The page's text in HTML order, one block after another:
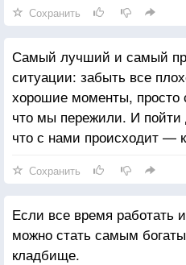
Сохранить
Самый лучший и самый
ситуации: забыть все
хорошие моменты, просто
что мы пережили. И
что с нами происходит —
Сохранить
Если все время работать
можно стать самым
кладбище.